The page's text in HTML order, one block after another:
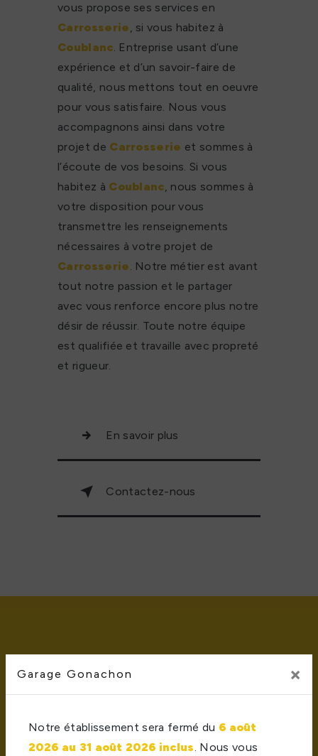
Garage Gonachon ×
Notre établissement sera fermé du 6 août
2026 au 31 août 2026 inclus. Nous vous
vous propose ses services en
Carrosserie, si vous habitez à
Coublanc. Entreprise usant d’une
expérience et d’un savoir-faire de
qualité, nous mettons tout en oeuvre
pour vous satisfaire. Nous vous
accompagnons ainsi dans votre
projet de Carrosserie et sommes à
l’écoute de vos besoins. Si vous
habitez à Coublanc, nous sommes à
votre disposition pour vous
transmettre les renseignements
nécessaires à votre projet de
Carrosserie. Notre métier est avant
tout notre passion et le partager
avec vous renforce encore plus notre
désir de réussir. Toute notre équipe
est qualifiée et travaille avec propreté
et rigueur.
En savoir plus
Contactez-nous
Adresse